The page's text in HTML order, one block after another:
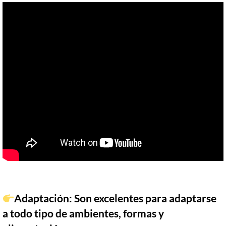
Adaptación: Son excelentes para adaptarse
a todo tipo de ambientes, formas y